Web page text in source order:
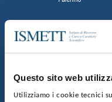
Questo sito web
Utilizziamo i cookie tecnici
Via Discesa dei Giudici 4
nr. REA PA-201818 P.I.